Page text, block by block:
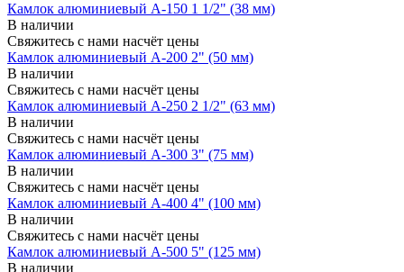
Камлок алюминиевый A-150 1 1/2" (38 мм)
В наличии
Свяжитесь с нами насчёт цены
Камлок алюминиевый A-200 2" (50 мм)
В наличии
Свяжитесь с нами насчёт цены
Камлок алюминиевый A-250 2 1/2" (63 мм)
В наличии
Свяжитесь с нами насчёт цены
Камлок алюминиевый A-300 3" (75 мм)
В наличии
Свяжитесь с нами насчёт цены
Камлок алюминиевый A-400 4" (100 мм)
В наличии
Свяжитесь с нами насчёт цены
Камлок алюминиевый A-500 5" (125 мм)
В наличии